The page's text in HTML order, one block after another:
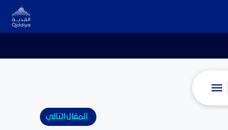
المقال التالي